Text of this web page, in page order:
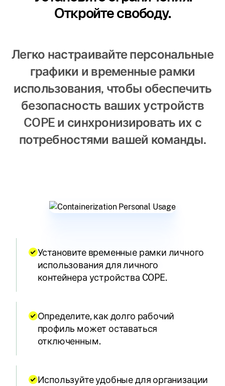
Откройте свободу.
Легко настраивайте персональные
графики и временные рамки
использования, чтобы обеспечить
безопасность ваших устройств
COPE и синхронизировать их с
потребностями вашей команды.
Установите временные рамки личного
использования для личного
контейнера устройства COPE.
Определите, как долго рабочий
профиль может оставаться
отключенным.
Используйте удобные для организации